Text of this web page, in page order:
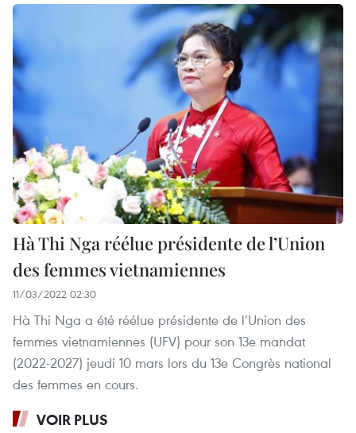
Hà Thi Nga réélue présidente de l’Union
des femmes vietnamiennes
11/03/2022 02:30
Hà Thi Nga a été réélue présidente de l’Union des
femmes vietnamiennes (UFV) pour son 13e mandat
(2022-2027) jeudi 10 mars lors du 13e Congrès national
des femmes en cours.
VOIR PLUS